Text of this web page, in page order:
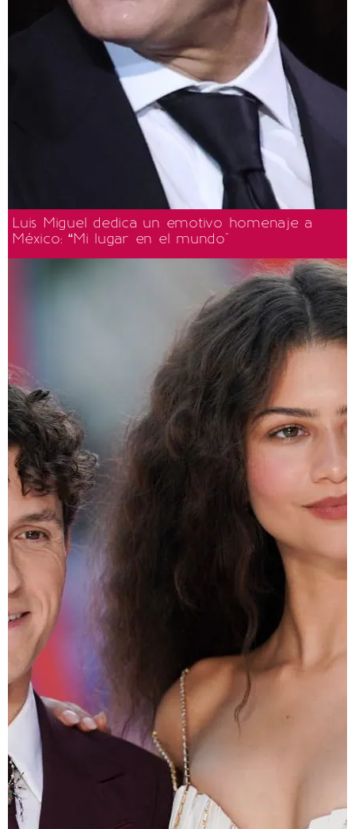
Luis Miguel dedica un emotivo homenaje a
México: “Mi lugar en el mundo"